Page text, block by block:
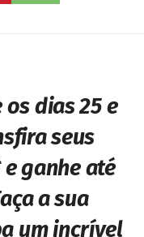
os dias25 e
seus
eganhe até
a sua
um incrível